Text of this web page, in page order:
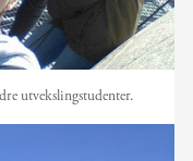
utvekslingstudenter.